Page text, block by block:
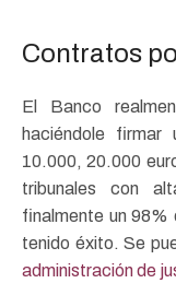
Contratos
El Banco
haciéndole firmar
10.000, 20.000
tribunales con
finalmente un 98%
tenido éxito. Se
administración de